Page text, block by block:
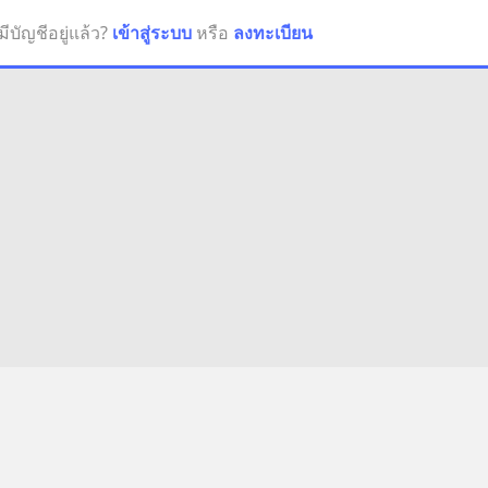
มีบัญชีอยู่แล้ว? เข้าสู่ระบบ หรือ ลงทะเบียน